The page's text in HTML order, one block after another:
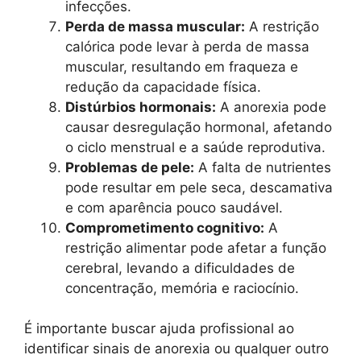
infecções.
Perda de massa muscular: A restrição
calórica pode levar à perda de massa
muscular, resultando em fraqueza e
redução da capacidade física.
Distúrbios hormonais: A anorexia pode
causar desregulação hormonal, afetando
o ciclo menstrual e a saúde reprodutiva.
Problemas de pele: A falta de nutrientes
pode resultar em pele seca, descamativa
e com aparência pouco saudável.
Comprometimento cognitivo: A
restrição alimentar pode afetar a função
cerebral, levando a dificuldades de
concentração, memória e raciocínio.
É importante buscar ajuda profissional ao
identificar sinais de anorexia ou qualquer outro